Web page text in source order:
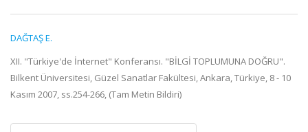
DAĞTAŞ E.
XII. "Türkiye'de İnternet" Konferansı. "BİLGİ TOPLUMUNA DOĞRU".
Bilkent Üniversitesi, Güzel Sanatlar Fakültesi, Ankara, Türkiye, 8 - 10
Kasım 2007, ss.254-266, (Tam Metin Bildiri)